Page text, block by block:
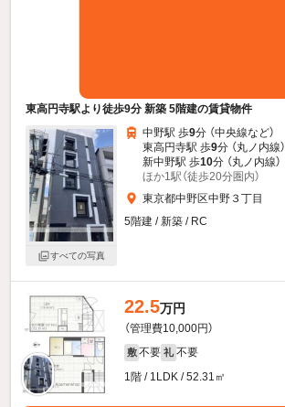
東高円寺駅より徒歩9分 新築 5階建の賃貸物件
すべての写真
中野駅 歩9分 （中央線など）
東高円寺駅 歩9分 （丸ノ内線）
新中野駅 歩10分 （丸ノ内線）
ほか1駅（徒歩20分圏内）
東京都中野区中野３丁目
5階建 / 新築 / RC
22.5万円
（管理費10,000円）
敷 不要 礼 不要
1階 / 1LDK / 52.31㎡